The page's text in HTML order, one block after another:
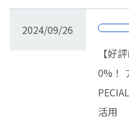
2024/09/26
【好
0%！
活用